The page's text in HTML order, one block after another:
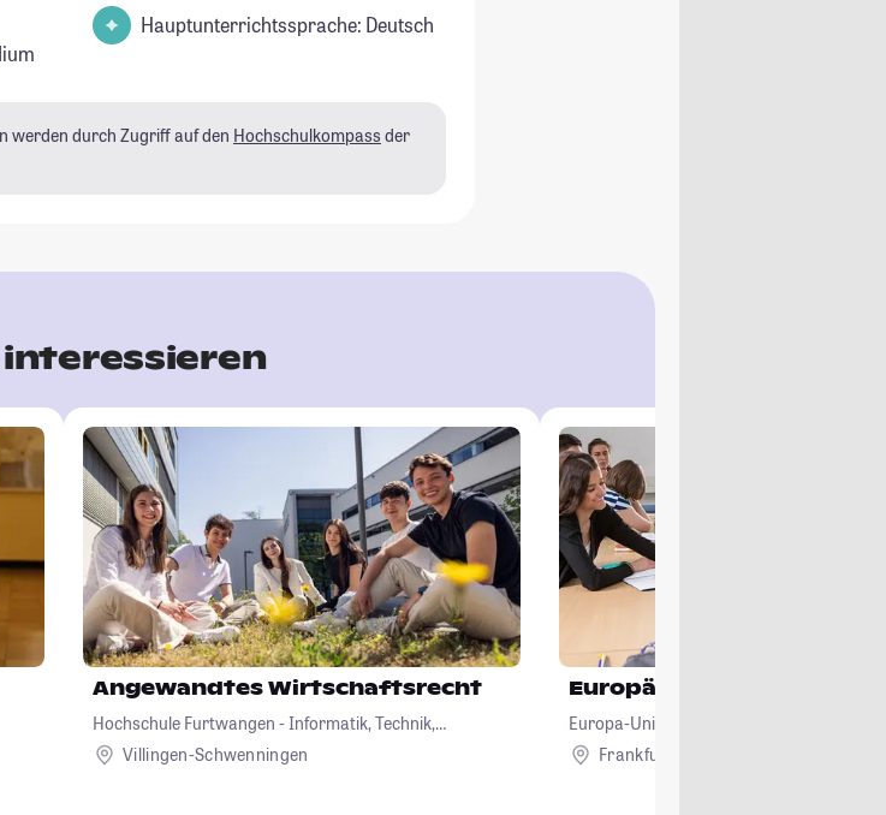
Hauptunterrichtssprache: Deutsch
werden durch Zugriff auf den Hochschulkompass der
interessieren
Angewandtes Wirtschaftsrecht
Hochschule Furtwangen - Informatik, Technik,
Wirtschaft, Medien, Gesundheit
Villingen-Schwenningen
Europäisches
Europa-Universität Viadrina Frankfurt
Frankfurt (Oder)